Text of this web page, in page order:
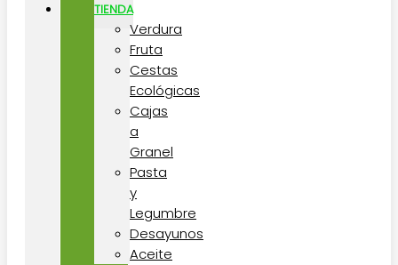
TIENDA
Verdura
Fruta
Cestas
Ecológicas
Cajas
a
Granel
Pasta
y
Legumbre
Desayunos
Aceite